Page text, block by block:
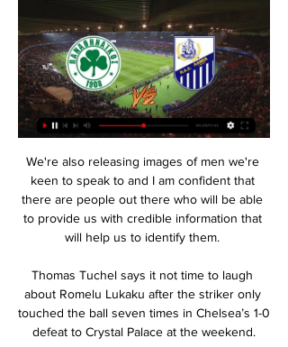
We're also releasing images of men we're
keen to speak to and I am confident that
there are people out there who will be able
to provide us with credible information that
will help us to identify them.
Thomas Tuchel says it not time to laugh
about Romelu Lukaku after the striker only
touched the ball seven times in Chelsea’s 1-0
defeat to Crystal Palace at the weekend.